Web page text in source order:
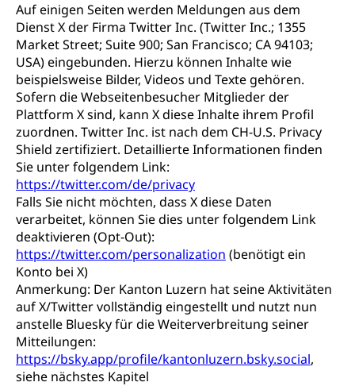
Auf einigen Seiten werden Meldungen aus dem
Dienst X der Firma Twitter Inc. (Twitter Inc.; 1355
Market Street; Suite 900; San Francisco; CA 94103;
USA) eingebunden. Hierzu können Inhalte wie
beispielsweise Bilder, Videos und Texte gehören.
Sofern die Webseitenbesucher Mitglieder der
Plattform X sind, kann X diese Inhalte ihrem Profil
zuordnen. Twitter Inc. ist nach dem CH-U.S. Privacy
Shield zertifiziert. Detaillierte Informationen finden
Sie unter folgendem Link:
https://twitter.com/de/privacy
Falls Sie nicht möchten, dass X diese Daten
verarbeitet, können Sie dies unter folgendem Link
deaktivieren (Opt-Out):
https://twitter.com/personalization (benötigt ein
Konto bei X)
Anmerkung: Der Kanton Luzern hat seine Aktivitäten
auf X/Twitter vollständig eingestellt und nutzt nun
anstelle Bluesky für die Weiterverbreitung seiner
Mitteilungen:
https://bsky.app/profile/kantonluzern.bsky.social,
siehe nächstes Kapitel